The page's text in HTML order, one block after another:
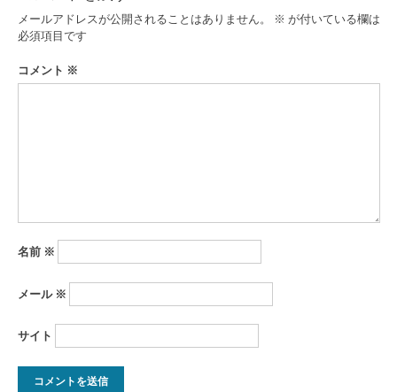
ゲ
ー
シ
メールアドレスが公開されることはありません。 ※ が付いている欄は
必須項目です
コメント ※
名前 ※
メール ※
サイト